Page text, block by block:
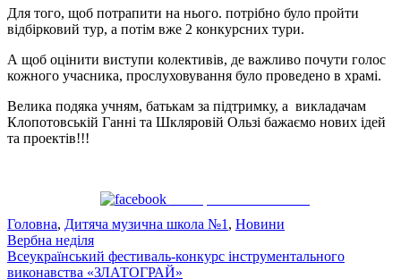
Для того, щоб потрапити на нього. потрібно було пройти
відбірковий тур, а потім вже 2 конкурсних тури.
А щоб оцінити виступи колективів, де важливо почути голос
кожного учасника, прослуховування було проведено в храмі.
Велика подяка учням, батькам за підтримку, а викладачам
Клопотовській Ганні та Шкляровій Ользі бажаємо нових ідей
та проектів!!!
Головна, Дитяча музична школа №1 , Новини
Навігація
записів
Вербна неділя
Всеукраїнський фестиваль-конкурс інструментального
виконавства «ЗЛАТОГРАЙ»